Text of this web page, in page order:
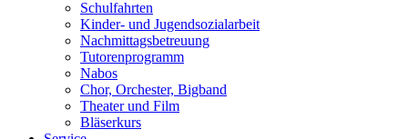
Schulfahrten
Kinder- und Jugendsozialarbeit
Nachmittagsbetreuung
Tutorenprogramm
Nabos
Chor, Orchester, Bigband
Theater und Film
Bläserkurs